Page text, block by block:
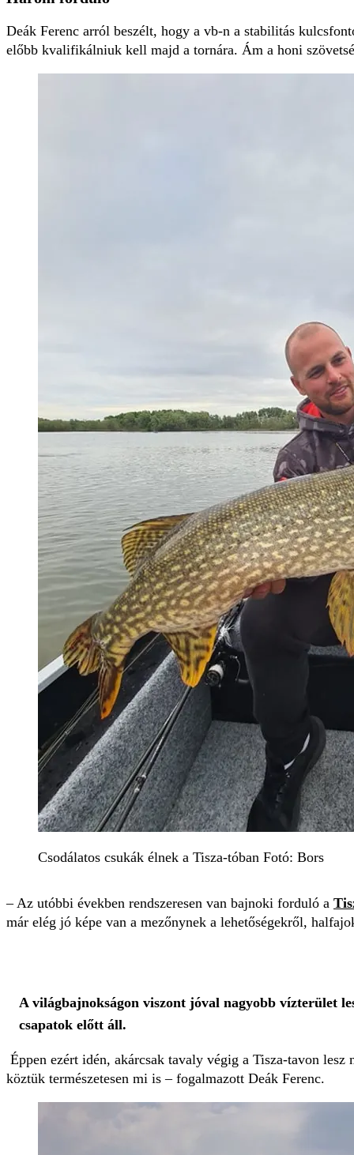
Deák Ferenc arról beszélt, hogy a vb-n a stabilitás
előbb kvalifikálniuk kell majd a tornára. Ám a honi
Csodálatos csukák élnek a Tisza-tóban Fotó: Bors
– Az utóbbi években rendszeresen van bajnoki forduló a
már elég jó képe van a mezőnynek a lehetőségekről,
A világbajnokságon viszont jóval nagyobb vízterület
csapatok előtt áll.
Éppen ezért idén, akárcsak tavaly végig a Tisza-tavon
köztük természetesen mi is – fogalmazott Deák Ferenc.